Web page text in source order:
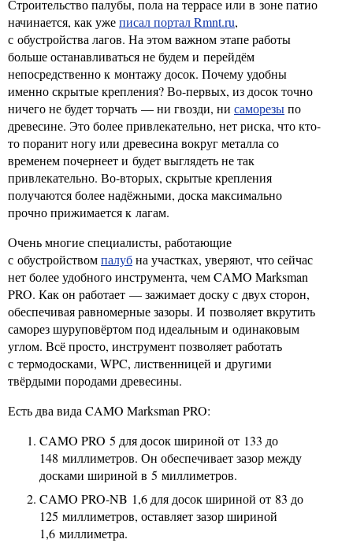
Строительство палубы, пола на террасе или в зоне патио
начинается, как ужеписал портал Rmnt.ru,
с обустройства лагов. На этом важном этапе работы
больше останавливаться не будем и перейдём
непосредственно к монтажу досок. Почему удобны
именно скрытые крепления? Во-первых, из досок точно
ничего не будет торчать — ни гвозди, ни саморезыпо
древесине. Это более привлекательно, нет риска, что кто-
то поранит ногу или древесина вокруг металла со
временем почернеет и будет выглядеть не так
привлекательно. Во-вторых, скрытые крепления
получаются более надёжными, доска максимально
прочно прижимается к лагам.
Очень многие специалисты, работающие
с обустройствомпалубна участках, уверяют, что сейчас
нет более удобного инструмента, чем CAMO Marksman
PRO. Как он работает — зажимает доску с двух сторон,
обеспечивая равномерные зазоры. И позволяет вкрутить
саморез шуруповёртом под идеальным и одинаковым
углом. Всё просто, инструмент позволяет работать
с термодосками, WPC, лиственницей и другими
твёрдыми породами древесины.
Есть два вида CAMO Marksman PRO:
CAMO PRO 5 для досок шириной от 133 до
148 миллиметров. Он обеспечивает зазор между
досками шириной в 5 миллиметров.
CAMO PRO-NB 1,6 для досок шириной от 83 до
125 миллиметров, оставляет зазор шириной
1,6 миллиметра.